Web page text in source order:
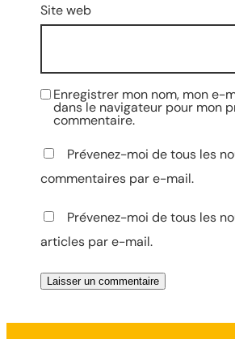
Site web
Enregistrer mon nom, mon e-
dans le navigateur pour mon
commentaire.
Prévenez-moi de tous les
commentaires par e-mail.
Prévenez-moi de tous les
articles par e-mail.